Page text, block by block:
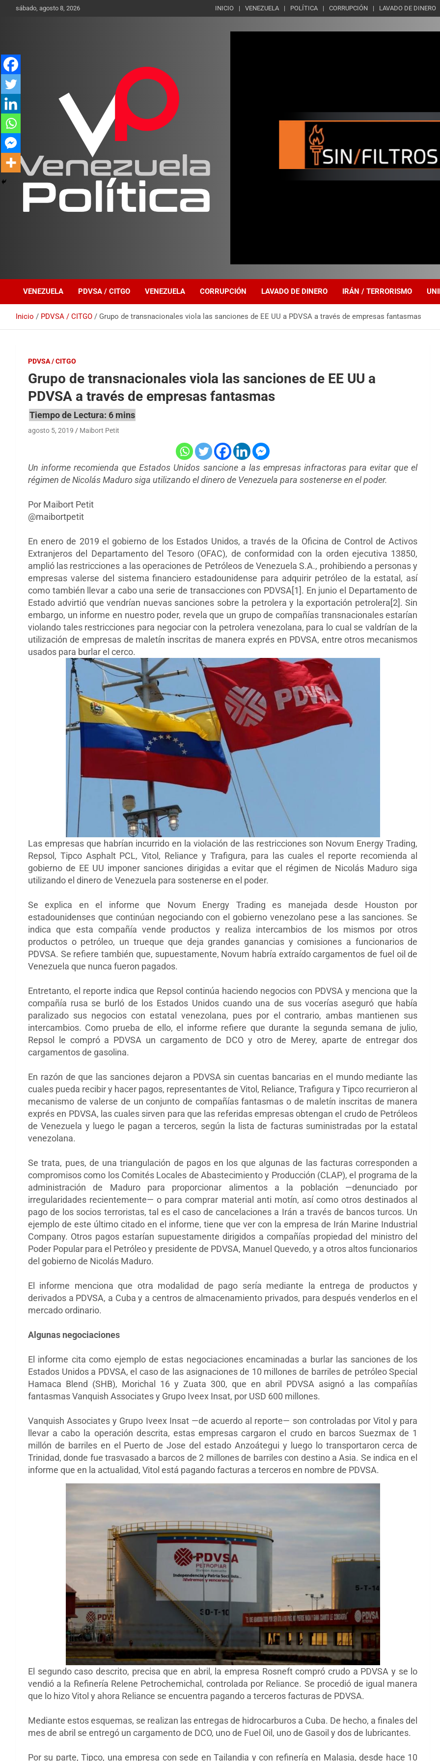
sábado, agosto 8, 2026 INICIO VENEZUELA POLÍTICA CORRUPCIÓN LAVADO DE DINERO
VENEZUELA PDVSA / CITGO VENEZUELA CORRUPCIÓN LAVADO DE DINERO IRÁN / TERRORISMO
Inicio PDVSA / CITGO Grupo de transnacionales viola las sanciones de EE UU a PDVSA a través de empresas fantasmas
PDVSA / CITGO
Grupo de transnacionales viola las sanciones de EE UU a
PDVSA a través de empresas fantasmas
agosto 5, 2019 Maibort Petit
Un informe recomienda que Estados Unidos sancione a las empresas infractoras para evitar que el
régimen de Nicolás Maduro siga utilizando el dinero de Venezuela para sostenerse en el poder.
Por Maibort Petit
@maibortpetit
En enero de 2019 el gobierno de los Estados Unidos, a través de la Oficina de Control de Activos
Extranjeros del Departamento del Tesoro (OFAC), de conformidad con la orden ejecutiva 13850,
amplió las restricciones a las operaciones de Petróleos de Venezuela S.A., prohibiendo a personas y
empresas valerse del sistema financiero estadounidense para adquirir petróleo de la estatal, así
como también llevar a cabo una serie de transacciones con PDVSA[1]. En junio el Departamento de
Estado advirtió que vendrían nuevas sanciones sobre la petrolera y la exportación petrolera[2]. Sin
embargo, un informe en nuestro poder, revela que un grupo de compañías transnacionales estarían
violando tales restricciones para negociar con la petrolera venezolana, para lo cual se valdrían de la
utilización de empresas de maletín inscritas de manera exprés en PDVSA, entre otros mecanismos
usados para burlar el cerco.
Las empresas que habrían incurrido en la violación de las restricciones son Novum Energy Trading,
Repsol, Tipco Asphalt PCL, Vitol, Reliance y Trafigura, para las cuales el reporte recomienda al
gobierno de EE UU imponer sanciones dirigidas a evitar que el régimen de Nicolás Maduro siga
utilizando el dinero de Venezuela para sostenerse en el poder.
Se explica en el informe que Novum Energy Trading es manejada desde Houston por
estadounidenses que continúan negociando con el gobierno venezolano pese a las sanciones. Se
indica que esta compañía vende productos y realiza intercambios de los mismos por otros
productos o petróleo, un trueque que deja grandes ganancias y comisiones a funcionarios de
PDVSA. Se refiere también que, supuestamente, Novum habría extraído cargamentos de fuel oil de
Venezuela que nunca fueron pagados.
Entretanto, el reporte indica que Repsol continúa haciendo negocios con PDVSA y menciona que la
compañía rusa se burló de los Estados Unidos cuando una de sus vocerías aseguró que había
paralizado sus negocios con estatal venezolana, pues por el contrario, ambas mantienen sus
intercambios. Como prueba de ello, el informe refiere que durante la segunda semana de julio,
Repsol le compró a PDVSA un cargamento de DCO y otro de Merey, aparte de entregar dos
cargamentos de gasolina.
En razón de que las sanciones dejaron a PDVSA sin cuentas bancarias en el mundo mediante las
cuales pueda recibir y hacer pagos, representantes de Vitol, Reliance, Trafigura y Tipco recurrieron al
mecanismo de valerse de un conjunto de compañías fantasmas o de maletín inscritas de manera
exprés en PDVSA, las cuales sirven para que las referidas empresas obtengan el crudo de Petróleos
de Venezuela y luego le pagan a terceros, según la lista de facturas suministradas por la estatal
venezolana.
Se trata, pues, de una triangulación de pagos en los que algunas de las facturas corresponden a
compromisos como los Comités Locales de Abastecimiento y Producción (CLAP), el programa de la
administración de Maduro para proporcionar alimentos a la población —denunciado por
irregularidades recientemente— o para comprar material anti motín, así como otros destinados al
pago de los socios terroristas, tal es el caso de cancelaciones a Irán a través de bancos turcos. Un
ejemplo de este último citado en el informe, tiene que ver con la empresa de Irán Marine Industrial
Company. Otros pagos estarían supuestamente dirigidos a compañías propiedad del ministro del
Poder Popular para el Petróleo y presidente de PDVSA, Manuel Quevedo, y a otros altos funcionarios
del gobierno de Nicolás Maduro.
El informe menciona que otra modalidad de pago sería mediante la entrega de productos y
derivados a PDVSA, a Cuba y a centros de almacenamiento privados, para después venderlos en el
mercado ordinario.
Algunas negociaciones
El informe cita como ejemplo de estas negociaciones encaminadas a burlar las sanciones de los
Estados Unidos a PDVSA, el caso de las asignaciones de 10 millones de barriles de petróleo Special
Hamaca Blend (SHB), Morichal 16 y Zuata 300, que en abril PDVSA asignó a las compañías
fantasmas Vanquish Associates y Grupo Iveex Insat, por USD 600 millones.
Vanquish Associates y Grupo Iveex Insat —de acuerdo al reporte— son controladas por Vitol y para
llevar a cabo la operación descrita, estas empresas cargaron el crudo en barcos Suezmax de 1
millón de barriles en el Puerto de Jose del estado Anzoátegui y luego lo transportaron cerca de
Trinidad, donde fue trasvasado a barcos de 2 millones de barriles con destino a Asia. Se indica en el
informe que en la actualidad, Vitol está pagando facturas a terceros en nombre de PDVSA.
El segundo caso descrito, precisa que en abril, la empresa Rosneft compró crudo a PDVSA y se lo
vendió a la Refinería Relene Petrochemichal, controlada por Reliance. Se procedió de igual manera
que lo hizo Vitol y ahora Reliance se encuentra pagando a terceros facturas de PDVSA.
Mediante estos esquemas, se realizan las entregas de hidrocarburos a Cuba. De hecho, a finales del
mes de abril se entregó un cargamento de DCO, uno de Fuel Oil, uno de Gasoil y dos de lubricantes.
Por su parte, Tipco, una empresa con sede en Tailandia y con refinería en Malasia, desde hace 10